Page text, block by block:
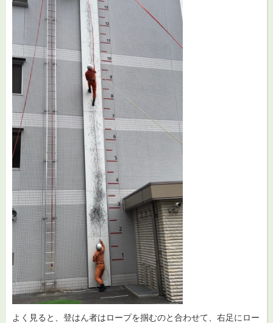
よく見ると、登はん者はロープを掴むのと合わせて、右足にロー